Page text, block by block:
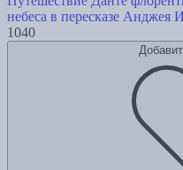
небеса в пересказе Анджея
1040